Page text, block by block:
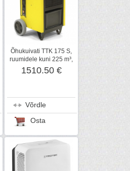
Õhukuivati TTK 175 S,
ruumidele kuni 225 m³,
Trotec
1510.50 €
Võrdle
Osta